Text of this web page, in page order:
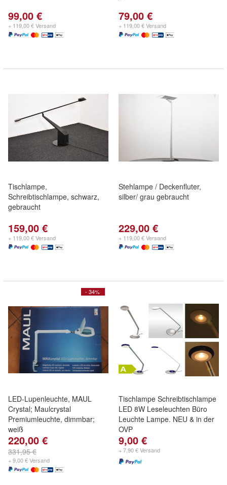
99,00 €
+ 119,00 € Versand
79,00 €
+ 119,00 € Versand
Tischlampe,
Schreibtischlampe, schwarz,
gebraucht
159,00 €
+ 119,00 € Versand
Stehlampe / Deckenfluter,
silber/ grau gebraucht
229,00 €
+ 119,00 € Versand
- 34%
LED-Lupenleuchte, MAUL
Crystal; Maulcrystal
Premiumleuchte, dimmbar;
weiß
220,00 €
331,95 €
+ 9,00 € Versand
Tischlampe Schreibtischlampe
LED 8W Leseleuchten Büro
Leuchte Lampe. NEU & in der
OVP
9,00 €
+ 7,90 € Versand